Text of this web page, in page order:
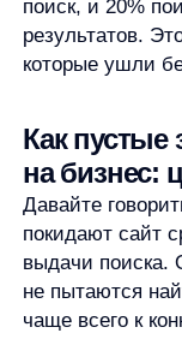
Поведенческие
на сайте и
Средний чек —
возникают
сервиса
При этом
впечатляющие
запросов с 20% до
увеличивается до
выручку интернет-